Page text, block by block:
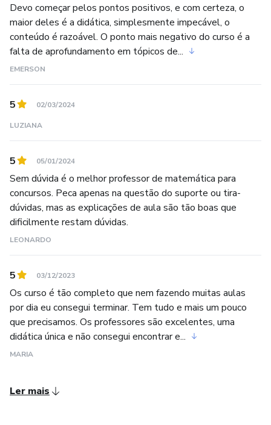
Devo começar pelos pontos positivos, e com certeza, o
maior deles é a didática, simplesmente impecável, o
conteúdo é razoável. O ponto mais negativo do curso é a
falta de aprofundamento em tópicos de...
EMERSON
5 02/03/2024
LUZIANA
5 05/01/2024
Sem dúvida é o melhor professor de matemática para
concursos. Peca apenas na questão do suporte ou tira-
dúvidas, mas as explicações de aula são tão boas que
dificilmente restam dúvidas.
LEONARDO
5 03/12/2023
Os curso é tão completo que nem fazendo muitas aulas
por dia eu consegui terminar. Tem tudo e mais um pouco
que precisamos. Os professores são excelentes, uma
didática única e não consegui encontrar e...
MARIA
Ler mais